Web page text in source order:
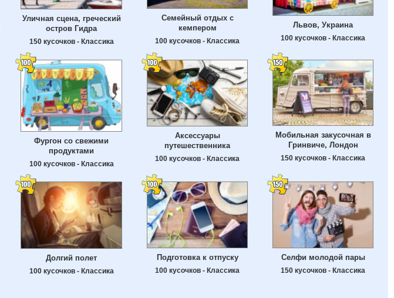
Уличная сцена, греческий
остров Гидра
150 кусочков - Классика
Семейный отдых с
кемпером
100 кусочков - Классика
Львов, Украина
100 кусочков - Классика
Фургон со свежими
продуктами
100 кусочков - Классика
Аксессуары
путешественника
100 кусочков - Классика
Мобильная закусочная в
Гринвиче, Лондон
150 кусочков - Классика
Долгий полет
100 кусочков - Классика
Подготовка к отпуску
100 кусочков - Классика
Селфи молодой пары
150 кусочков - Классика